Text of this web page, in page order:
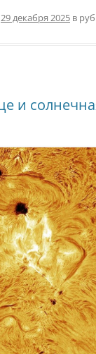
29 декабря 2025 в
и